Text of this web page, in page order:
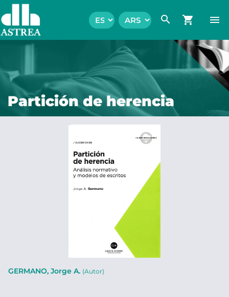
search shopping_cart menu
Partición de herencia
GERMANO, Jorge A. (Autor)